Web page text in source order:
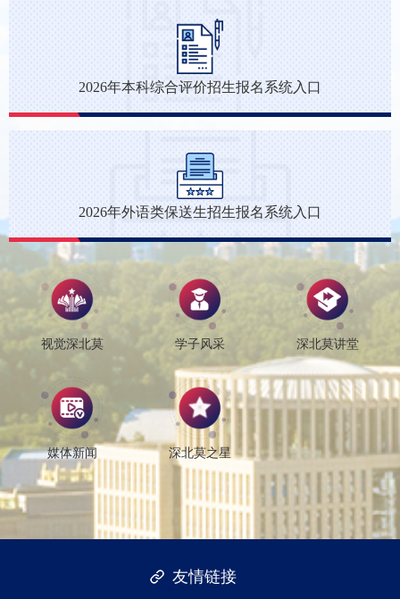
2026年本科综合评价招生报名系统入口
2026年外语类保送生招生报名系统入口
视觉深北莫 学子风采 深北莫讲堂
媒体新闻 深北莫之星
友情链接